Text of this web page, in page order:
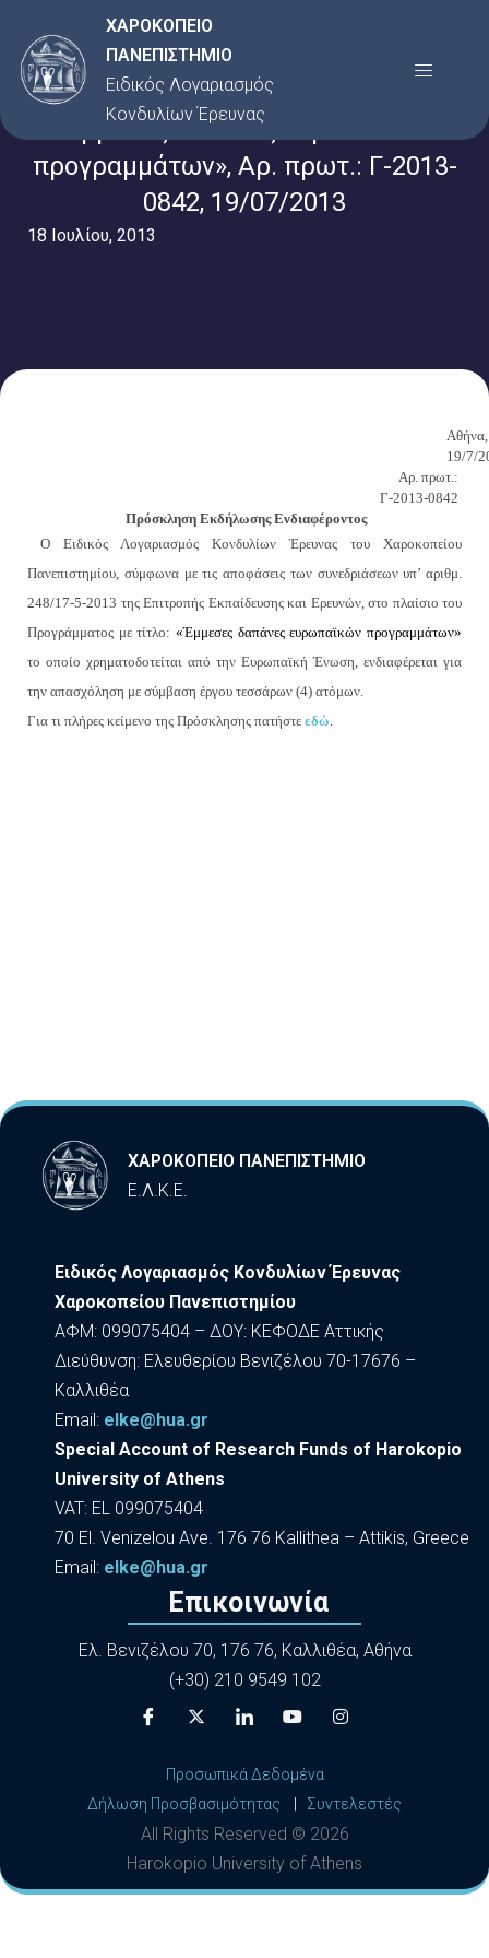
στο
περιεχόμενο
ΧΑΡΟΚΟΠΕΙΟ
ΠΑΝΕΠΙΣΤΗΜΙΟ
Ειδικός Λογαριασμός
Κονδυλίων Έρευνας
Menu
«Έμμεσες δαπάνες ευρωπαϊκών
προγραμμάτων», Αρ. πρωτ.: Γ-2013-
0842, 19/07/2013
18 Ιουλίου, 2013
Αθήνα,
19/7/
Αρ. πρωτ.:
Γ-2013-0842
Πρόσκληση Εκδήλωσης Ενδιαφέροντος
Ο Ειδικός Λογαριασμός Κονδυλίων Έρευνας του Χαροκοπείου
Πανεπιστημίου, σύμφωνα με τις αποφάσεις των συνεδριάσεων υπ’ αριθμ.
248/17-5-2013 της Επιτροπής Εκπαίδευσης και Ερευνών, στο πλαίσιο του
Προγράμματος με τίτλο: «Έμμεσες δαπάνες ευρωπαϊκών προγραμμάτων»
το οποίο χρηματοδοτείται από την Ευρωπαϊκή Ένωση, ενδιαφέρεται για
την απασχόληση με σύμβαση έργου τεσσάρων (4) ατόμων.
Για τι πλήρες κείμενο της Πρόσκλησης πατήστε εδώ.
ΧΑΡΟΚΟΠΕΙΟ ΠΑΝΕΠΙΣΤΗΜΙΟ
Ε.Λ.Κ.Ε.
Ειδικός Λογαριασμός Κονδυλίων Έρευνας
Χαροκοπείου Πανεπιστημίου
ΑΦΜ: 099075404 – ΔΟΥ: ΚΕΦΟΔΕ Αττικής
Διεύθυνση: Ελευθερίου Βενιζέλου 70-17676 –
Καλλιθέα
Εmail: elke@hua.gr
Special Account of Research Funds of Harokopio
University of Athens
VAT: EL 099075404
70 El. Venizelou Ave. 176 76 Kallithea – Attikis, Greece
Εmail: elke@hua.gr
Επικοινωνία
Ελ. Βενιζέλου 70, 176 76, Καλλιθέα, Αθήνα
(+30) 210 9549 102
Προσωπικά Δεδομένα
Δήλωση Προσβασιμότητας
Συντελεστές
All Rights Reserved © 2026
Harokopio University of Athens